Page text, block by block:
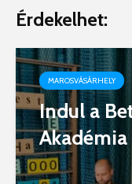
Érdekelhet:
MAROSVÁSÁRHELY
Indul a
Akadémia